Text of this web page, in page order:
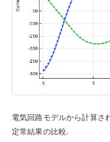
電気回路モデルから計算さ
定常結果の比較.